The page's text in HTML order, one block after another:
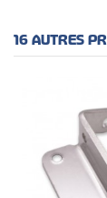
16 AUTRES